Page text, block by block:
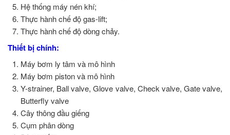
Hệ thống máy nén khí;
Thực hành chế độ gas-lift;
Thực hành chế độ dòng chảy.
Thiết bị chính:
Máy bơm ly tâm và mô hình
Máy bơm piston và mô hình
Y-strainer, Ball valve, Glove valve, Check valve, Gate valve,
Butterfly valve
Cây thông đầu giếng
Cụm phân dòng